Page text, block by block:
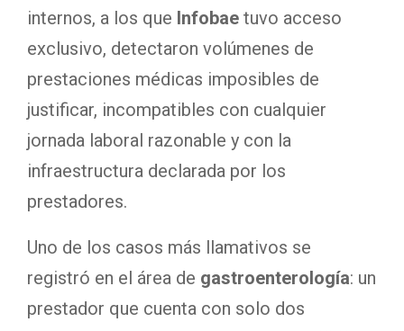
internos, a los que Infobae tuvo acceso
exclusivo, detectaron volúmenes de
prestaciones médicas imposibles de
justificar, incompatibles con cualquier
jornada laboral razonable y con la
infraestructura declarada por los
prestadores.
Uno de los casos más llamativos se
registró en el área de gastroenterología: un
prestador que cuenta con solo dos